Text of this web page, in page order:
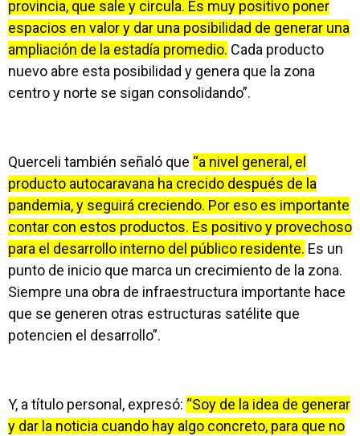
provincia, que sale y circula. Es muy positivo poner
espacios en valor y dar una posibilidad de generar una
ampliación de la estadía promedio. Cada producto
nuevo abre esta posibilidad y genera que la zona
centro y norte se sigan consolidando”.
Querceli también señaló que “a nivel general, el
producto autocaravana ha crecido después de la
pandemia, y seguirá creciendo. Por eso es importante
contar con estos productos. Es positivo y provechoso
para el desarrollo interno del público residente. Es un
punto de inicio que marca un crecimiento de la zona.
Siempre una obra de infraestructura importante hace
que se generen otras estructuras satélite que
potencien el desarrollo”.
Y, a título personal, expresó: “Soy de la idea de generar
y dar la noticia cuando hay algo concreto, para que no